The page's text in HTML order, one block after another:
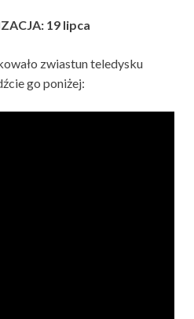
19 lipca
zwiastun teledysku
go poniżej: